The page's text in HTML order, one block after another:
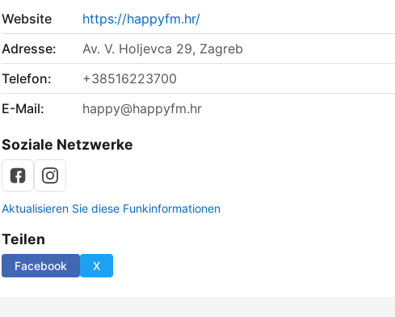
Website
https://happyfm.hr/
Adresse:
Av. V. Holjevca 29, Zagreb
Telefon:
+38516223700
E-Mail:
happy@happyfm.hr
Soziale Netzwerke
Aktualisieren Sie diese Funkinformationen
Teilen
Facebook X